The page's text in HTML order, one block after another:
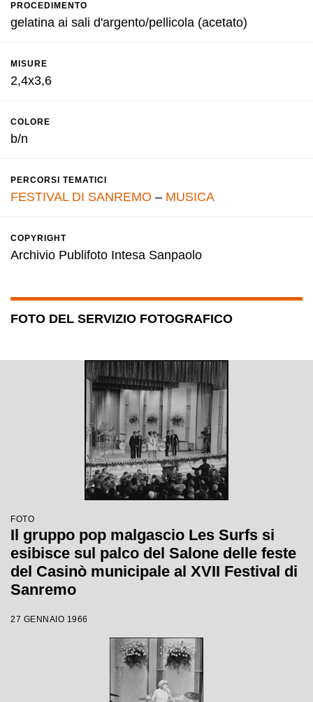
PROCEDIMENTO
gelatina ai sali d'argento/pellicola (acetato)
MISURE
2,4x3,6
COLORE
b/n
PERCORSI TEMATICI
FESTIVAL DI SANREMO – MUSICA
COPYRIGHT
Archivio Publifoto Intesa Sanpaolo
FOTO DEL SERVIZIO FOTOGRAFICO
FOTO
Il gruppo pop malgascio Les Surfs si
esibisce sul palco del Salone delle feste
del Casinò municipale al XVII Festival di
Sanremo
27 GENNAIO 1966